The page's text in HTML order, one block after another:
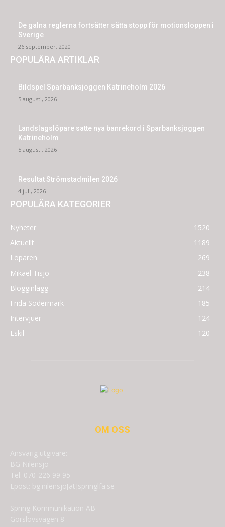
De galna reglerna fortsätter sätta stopp för motionsloppen i
Sverige
26 september, 2020
POPULÄRA ARTIKLAR
Bildspel Sparbanksjoggen Katrineholm 2026
5 augusti, 2026
Landslagslöpare satte nya banrekord i Sparbanksjoggen
Katrineholm
5 augusti, 2026
Resultat Strömstadmilen 2026
4 juli, 2026
POPULÄRA KATEGORIER
Nyheter
1520
Aktuellt
1189
Löparen
269
Mikael Tisjö
238
Blogginlägg
214
Frida Södermark
185
Intervjuer
124
Eskil
120
OM OSS
Ansvarig utgivare:
BG Nilensjö
Tel: 070-226 99 95
Epost: bg.nilensjo[at]springlfa.se
Spring Kommunikation AB
Görslövsvägen 8